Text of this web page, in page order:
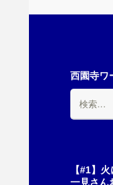
稿
西園寺ワ
索:
【#1】
一見さん